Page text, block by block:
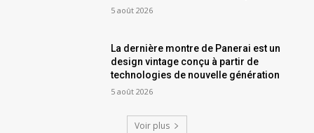
5 août 2026
La dernière montre de Panerai est un
design vintage conçu à partir de
technologies de nouvelle génération
5 août 2026
Voir plus